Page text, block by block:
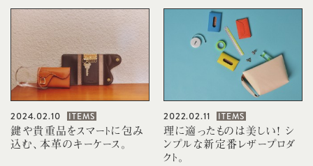
2024.02.10 ITEMS
鍵や貴重品をスマートに包み
込む、本革のキーケース。
2022.02.11 ITEMS
理に適ったものは美しい！ シ
ンプルな新定番レザープロダ
クト。